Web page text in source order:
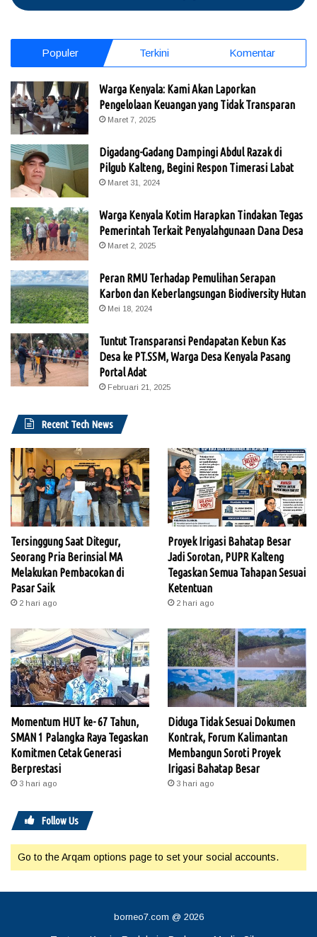
Populer Terkini Komentar
Warga Kenyala: Kami Akan Laporkan
Pengelolaan Keuangan yang Tidak Transparan
Maret 7, 2025
Digadang-Gadang Dampingi Abdul Razak di
Pilgub Kalteng, Begini Respon Timerasi Labat
Maret 31, 2024
Warga Kenyala Kotim Harapkan Tindakan Tegas
Pemerintah Terkait Penyalahgunaan Dana Desa
Maret 2, 2025
Peran RMU Terhadap Pemulihan Serapan
Karbon dan Keberlangsungan Biodiversity Hutan
Mei 18, 2024
Tuntut Transparansi Pendapatan Kebun Kas
Desa ke PT.SSM, Warga Desa Kenyala Pasang
Portal Adat
Februari 21, 2025
Recent Tech News
Tersinggung Saat Ditegur,
Seorang Pria Berinsial MA
Melakukan Pembacokan di
Pasar Saik
2 hari ago
Proyek Irigasi Bahatap Besar
Jadi Sorotan, PUPR Kalteng
Tegaskan Semua Tahapan Sesuai
Ketentuan
2 hari ago
Momentum HUT ke- 67 Tahun,
SMAN 1 Palangka Raya Tegaskan
Komitmen Cetak Generasi
Berprestasi
3 hari ago
Diduga Tidak Sesuai Dokumen
Kontrak, Forum Kalimantan
Membangun Soroti Proyek
Irigasi Bahatap Besar
3 hari ago
Follow Us
Go to the Arqam options page to set your social accounts.
borneo7.com @ 2026